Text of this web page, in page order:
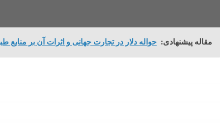
مقاله پیشنهادی: حواله دلار در تجارت جهانی و اثرات آن بر منابع